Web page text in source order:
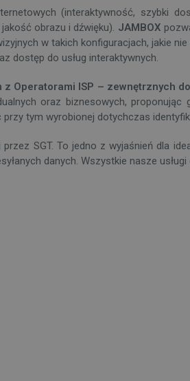
(interaktywność, szybki
obrazu i dźwięku). JAMBOX
w takich konfiguracjach, jakie
dostęp do usług interaktywnych.
Operatorami ISP – zewnętrznych
oraz biznesowych, proponując
tym wyrobionej dotychczas
SGT. To jedno z wyjaśnień dla
danych. Wszystkie nasze